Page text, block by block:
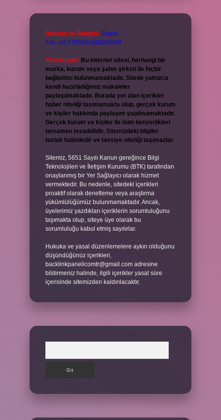
Reklam ve İletişim: Skype:
live:.cid.575569c608265c69
Yasal Uyarı: Bu internet sitesi, herhangi bir
marka, kurum veya şahıs şirketi ile hiçbir
bağlantısı bulunmamaktadır. Sitede yalnızca
kendi hazırladığımız makaleler
paylaşılmaktadır. Burada yer alan içerikler
haber niteliği taşımamakta olup, gerçek kurum
ve kişiler hakkında paylaşım yapılmamaktadır.
Gerçek kurum ve kişiler ile isim benzerlikleri
tamamen tesadüfidir. Sitemizdeki bilgiler
taslak halindedir ve tavsiye niteliği taşımazlar.
Sitemiz, 5651 Sayılı Kanun gereğince Bilgi
Teknolojileri ve İletişim Kurumu (BTK) tarafından
onaylanmış bir Yer Sağlayıcı olarak hizmet
vermektedir. Bu nedenle, sitedeki içerikleri
proaktif olarak denetleme veya araştırma
yükümlülüğümüz bulunmamaktadır. Ancak,
üyelerimiz yazdıkları içeriklerin sorumluluğunu
taşımakta olup, siteye üye olarak bu
sorumluluğu kabul etmiş sayılırlar.
Hukuka ve yasal düzenlemelere aykırı olduğunu
düşündüğünüz içerikleri,
backlinkpanelicomtr@gmail.com adresine
bildirmeniz halinde, ilgili içerikler yasal süre
içerisinde sitemizden kaldırılacaktır.